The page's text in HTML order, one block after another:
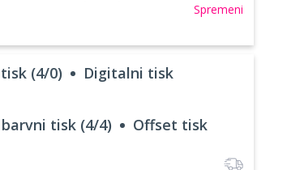
Spremeni
(4/0) Digitalni tisk
tisk (4/4) Offset tisk